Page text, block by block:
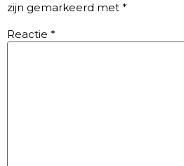
zijn gemarkeerd met *
Reactie *